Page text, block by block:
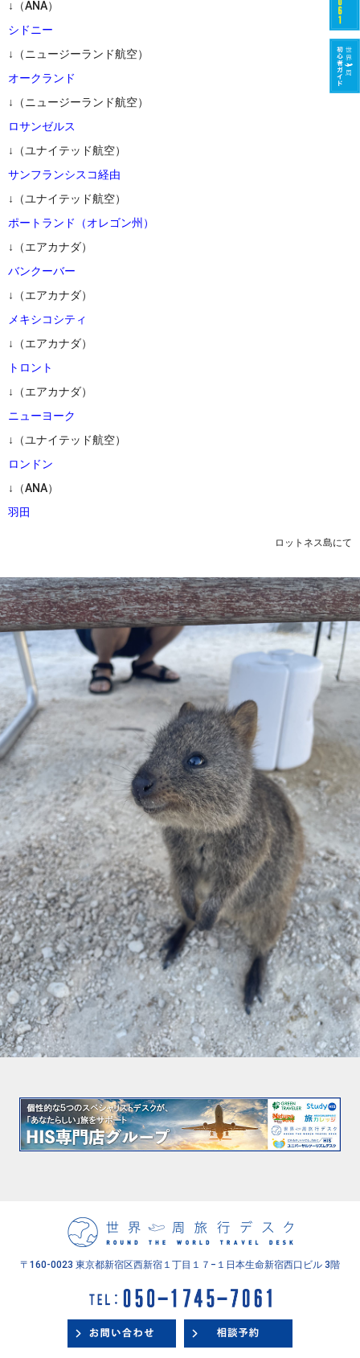
↓（ANA）
シドニー
↓（ニュージーランド航空）
オークランド
↓（ニュージーランド航空）
ロサンゼルス
↓（ユナイテッド航空）
サンフランシスコ経由
↓（ユナイテッド航空）
ポートランド（オレゴン州）
↓（エアカナダ）
バンクーバー
↓（エアカナダ）
メキシコシティ
↓（エアカナダ）
トロント
↓（エアカナダ）
ニューヨーク
↓（ユナイテッド航空）
ロンドン
↓（ANA）
羽田
ロットネス島にて
〒160-0023 東京都新宿区西新宿１丁目１７−１ 日本生命新宿西口ビル 3階